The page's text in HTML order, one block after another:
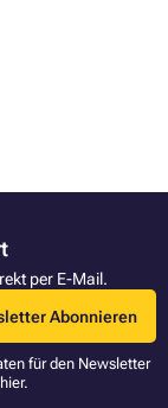
per E-Mail.
Abonnieren
für den Newsletter
hier.